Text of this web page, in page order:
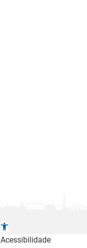
A
b
Acessibilidade